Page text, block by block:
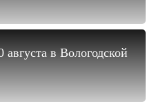
в Вологодской